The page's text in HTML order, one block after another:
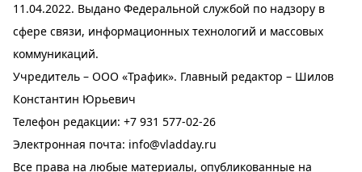
11.04.2022. Выдано Федеральной службой по надзору в
сфере связи, информационных технологий и массовых
коммуникаций.
Учредитель – ООО «Трафик». Главный редактор – Шилов
Константин Юрьевич
Телефон редакции: +7 931 577-02-26
Электронная почта: info@vladday.ru
Все права на любые материалы, опубликованные на